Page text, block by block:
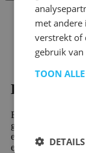
Badkamer
Ben je op zoek
gegarandeerd bij
enorme
en sfeervolle
met andere
verstrekt of
gebruik
TOON